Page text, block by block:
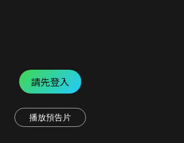
請先登入
播放預告片